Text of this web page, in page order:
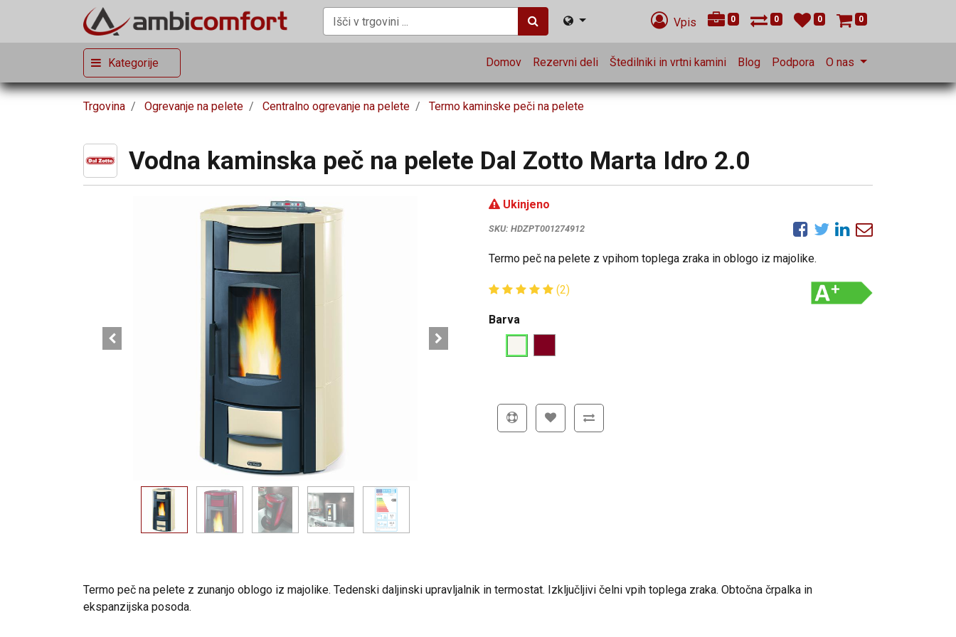
Vpis 0 0 0 0
Kategorije Domov Rezervni deli Štedilniki in vrtni kamini Blog Podpora O nas
Trgovina Ogrevanje na pelete Centralno ogrevanje na pelete Termo kaminske peči na pelete
Vodna kaminska peč na pelete Dal Zotto Marta Idro 2.0
Ukinjeno
SKU: HDZPT001274912
Termo peč na pelete z vpihom toplega zraka in oblogo iz majolike.
(2)
Barva
Termo peč na pelete z zunanjo oblogo iz majolike. Tedenski daljinski upravljalnik in termostat. Izključljivi čelni vpih toplega zraka. Obtočna črpalka in
ekspanzijska posoda.